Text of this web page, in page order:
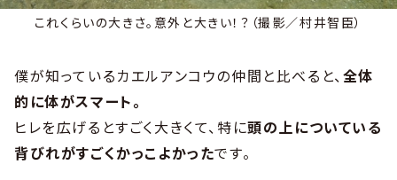
これくらいの大きさ。意外と大きい！？（撮影／村井智臣）
僕が知っているカエルアンコウの仲間と比べると、全体
的に体がスマート。
ヒレを広げるとすごく大きくて、特に頭の上についている
背びれがすごくかっこよかったです。